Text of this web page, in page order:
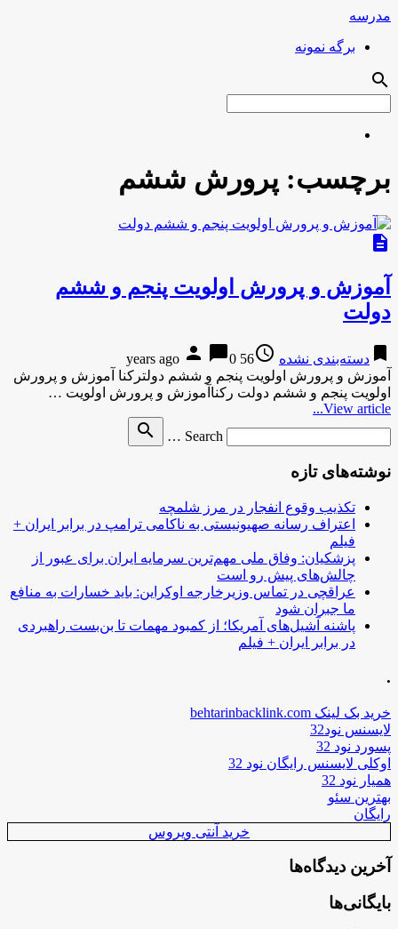
مدرسه
برگه نمونه
search
برچسب: پرورش ششم
description
آموزش و پرورش اولویت پنجم و ششم
دولت
bookmark دسته‌بندی نشده access_time
56 years ago
person chat_bubble0
آموزش و پرورش اولویت پنجم و ششم دولترکنا آموزش و پرورش
اولویت پنجم و ششم دولت رکناآموزش و پرورش اولویت …
View article...
Search …
search
نوشته‌های تازه
تکذیب وقوع انفجار در مرز شلمچه
اعتراف رسانه صهیونیستی به ناکامی ترامپ در برابر ایران +
فیلم
پزشکیان: وفاق ملی مهم‌ترین سرمایه ایران برای عبور از
چالش‌های پیش رو است
عراقچی در تماس وزیرخارجه اوکراین: باید خسارات به منافع
ما جبران شود
پاشنه آشیل‌های آمریکا؛ از کمبود مهمات تا بن‌بست راهبردی
در برابر ایران + فیلم
.
خرید بک لینک behtarinbacklink.com
لایسنس نود32
پسورد نود 32
اوکلی لایسنس رایگان نود 32
همیار نود 32
بهترین سئو
رایگان
خرید آنتی ویروس
آخرین دیدگاه‌ها
بایگانی‌ها